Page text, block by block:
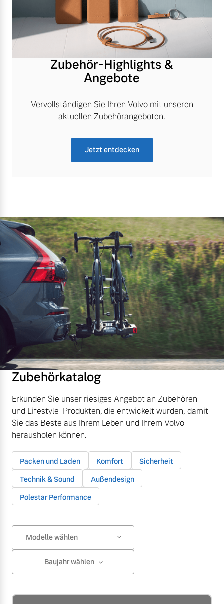
Zubehör-Highlights &
Angebote
Vervollständigen Sie Ihren Volvo mit unseren
aktuellen Zubehörangeboten.
Jetzt entdecken
Zubehörkatalog
Erkunden Sie unser riesiges Angebot an Zubehören
und Lifestyle-Produkten, die entwickelt wurden, damit
Sie das Beste aus Ihrem Leben und Ihrem Volvo
herausholen können.
Packen und Laden Komfort
Sicherheit
Technik & Sound
Außendesign
Polestar Performance
Modelle wählen
Baujahr wählen